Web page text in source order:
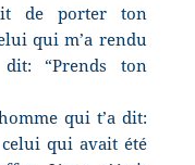
de porter ton
qui m’a rendu
“Prends ton
qui t’a dit:
celui qui avait été